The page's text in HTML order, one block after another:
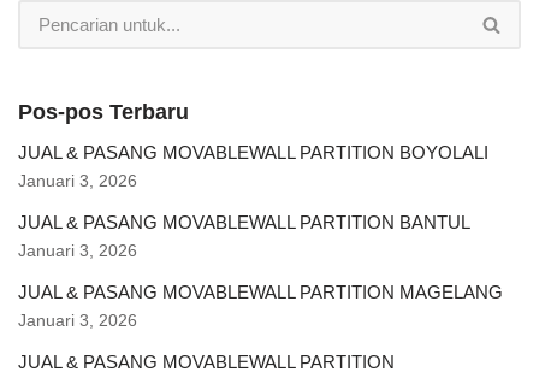
Pos-pos Terbaru
JUAL & PASANG MOVABLEWALL PARTITION BOYOLALI
Januari 3, 2026
JUAL & PASANG MOVABLEWALL PARTITION BANTUL
Januari 3, 2026
JUAL & PASANG MOVABLEWALL PARTITION MAGELANG
Januari 3, 2026
JUAL & PASANG MOVABLEWALL PARTITION